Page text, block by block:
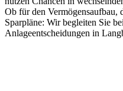
Ob für den Vermögensaufbau,
Sparpläne: Wir begleiten Sie
Anlageentscheidungen in